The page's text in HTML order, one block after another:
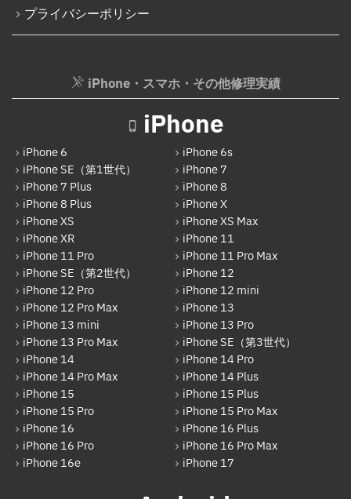
AppleWatchフロントパネル交換修理
iPhone 17
Google Pixel
Xperia
Galaxy
OPPO
HUAWEI
arrows
Xiaomi
Motolora
その他Android
iPad
iPad Pro 12.9インチ（第6世代）
iPad Air（第1世代）
iPad mini（第2世代）
プライバシーポリシー
iPhone・スマホ・その他修理実績
iPhone
iPhone 6
iPhone 6s
iPhone SE（第1世代）
iPhone 7
iPhone 7 Plus
iPhone 8
iPhone 8 Plus
iPhone X
iPhone XS
iPhone XS Max
iPhone XR
iPhone 11
iPhone 11 Pro
iPhone 11 Pro Max
iPhone SE（第2世代）
iPhone 12
iPhone 12 Pro
iPhone 12 mini
iPhone 12 Pro Max
iPhone 13
iPhone 13 mini
iPhone 13 Pro
iPhone 13 Pro Max
iPhone SE（第3世代）
iPhone 14
iPhone 14 Pro
iPhone 14 Pro Max
iPhone 14 Plus
iPhone 15
iPhone 15 Plus
iPhone 15 Pro
iPhone 15 Pro Max
iPhone 16
iPhone 16 Plus
iPhone 16 Pro
iPhone 16 Pro Max
iPhone 16e
iPhone 17